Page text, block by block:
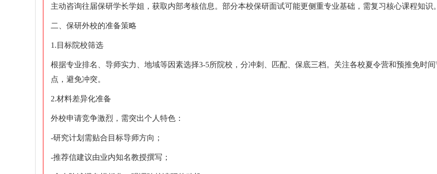
主动咨询往届保研学长学姐，获取内部考核信息。部分本校保研面试可能更侧重专业基础，需复习核心课程知识
二、保研外校的准备策略
1.目标院校筛选
根据专业排名、导师实力、地域等因素选择3-5所院校，分冲刺、匹配、保底三档。关注各校夏令营和预推免时间
点，避免冲突。
2.材料差异化准备
外校申请竞争激烈，需突出个人特色：
-研究计划需贴合目标导师方向；
-推荐信建议由业内知名教授撰写；